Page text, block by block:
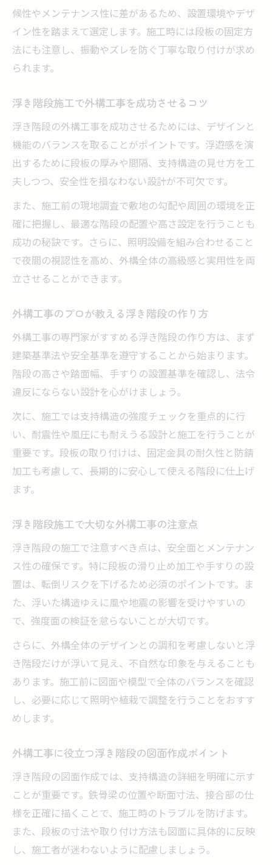
候性やメンテナンス性に差があるため、設置環境やデザ
イン性を踏まえて選定します。施工時には段板の固定方
法にも注意し、振動やズレを防ぐ丁寧な取り付けが求め
られます。
浮き階段施工で外構工事を成功させるコツ
浮き階段の外構工事を成功させるためには、デザインと
機能のバランスを取ることがポイントです。浮遊感を演
出するために段板の厚みや間隔、支持構造の見せ方を工
夫しつつ、安全性を損なわない設計が不可欠です。
また、施工前の現地調査で敷地の勾配や周囲の環境を正
確に把握し、最適な階段の配置や高さ設定を行うことも
成功の秘訣です。さらに、照明設備を組み合わせること
で夜間の視認性を高め、外構全体の高級感と実用性を両
立させることができます。
外構工事のプロが教える浮き階段の作り方
外構工事の専門家がすすめる浮き階段の作り方は、まず
建築基準法や安全基準を遵守することから始まります。
階段の高さや踏面幅、手すりの設置基準を確認し、法令
違反にならない設計を心がけましょう。
次に、施工では支持構造の強度チェックを重点的に行
い、耐震性や風圧にも耐えうる設計と施工を行うことが
重要です。段板の取り付けは、固定金具の耐久性と防錆
加工も考慮して、長期的に安心して使える階段に仕上げ
ます。
浮き階段施工で大切な外構工事の注意点
浮き階段の施工で注意すべき点は、安全面とメンテナン
ス性の確保です。特に段板の滑り止め加工や手すりの設
置は、転倒リスクを下げるため必須のポイントです。ま
た、浮いた構造ゆえに風や地震の影響を受けやすいの
で、強度面の検証を怠らないことが大切です。
さらに、外構全体のデザインとの調和を考慮しないと浮
き階段だけが浮いて見え、不自然な印象を与えることも
あります。施工前に図面や模型で全体のバランスを確認
し、必要に応じて照明や植栽で調整を行うことをおすす
めします。
外構工事に役立つ浮き階段の図面作成ポイント
浮き階段の図面作成では、支持構造の詳細を明確に示す
ことが重要です。鉄骨梁の位置や断面寸法、接合部の仕
様を正確に描くことで、施工時のトラブルを防げます。
また、段板の寸法や取り付け方法も図面に具体的に反映
し、施工者が迷わないように配慮しましょう。